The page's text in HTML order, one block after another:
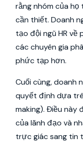
rằng nhóm của họ
cần thiết. Doanh
tạo đội ngũ HR về
các chuyên gia
phức tạp hơn.
Cuối cùng, doanh
quyết định dựa
making). Điều
của lãnh đạo và
trực giác sang tin